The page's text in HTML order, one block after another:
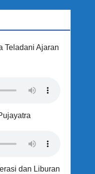
Teladani Ajaran
dan Liburan